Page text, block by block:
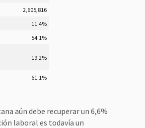
2,605,816
11.4%
54.1%
19.2%
61.1%
aún debe recuperar un 6,6%
laboral es todavía un